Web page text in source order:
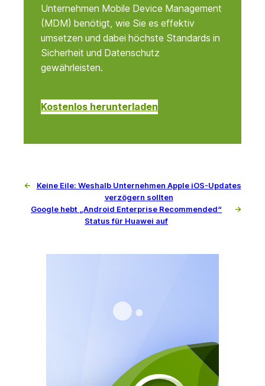
Unternehmen Mobile Device Management
(MDM) benötigt, wie Sie es effektiv
umsetzen und dabei höchste Standards in
Sicherheit und Datenschutz
gewährleisten.
Kostenlos herunterladen
←
Keine Eile: Weshalb Unternehmen Apple iOS-Updates
verzögern sollten
Google hebt „Android Enterprise Recommended“
Status für Huawei auf
→